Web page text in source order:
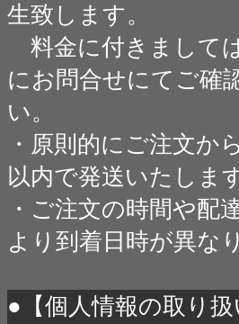
生致します。
料金に付きまして
にお問合せにてご確
い。
・原則的にご注文か
以内で発送いたしま
・ご注文の時間や配
より到着日時が異な
●【個人情報の取り